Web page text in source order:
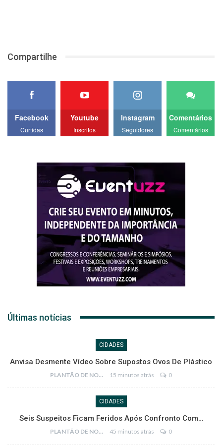
Compartilhe
Facebook
Curtidas
Youtube
Inscritos
Instagram
Seguidores
Comentários
Comentários
Últimas notícias
CIDADES
Anvisa Desmente Vídeo Sobre Supostos Ovos De Plástico
PLANTÃO DE NOTÍCIAS 15 minutos atrás 0
CIDADES
Seis Suspeitos Ficam Feridos Após Confronto Com…
PLANTÃO DE NOTÍCIAS 45 minutos atrás 0